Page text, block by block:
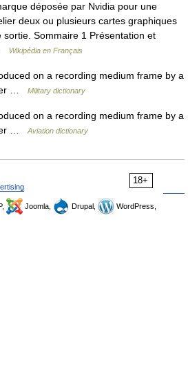
déposée par Nvidia pour une
deux ou plusieurs cartes graphiques
Sommaire 1 Présentation et
Wikipédia en Français
on a recording medium frame by a
…
Military dictionary
on a recording medium frame by a
…
Aviation dictionary
18+
Joomla, Drupal,
WordPress,